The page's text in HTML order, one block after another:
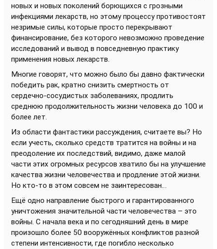
новых и новых поколений борющихся с грозными
инфекциями лекарств, но этому процессу противостоят
незримые силы, которые просто перекрывают
финансирование, без которого невозможно проведение
исследований и вывод в повседневную практику
применения новых лекарств.
Многие говорят, что можно было бы давно фактически
победить рак, кратно снизить смертность от
сердечно-сосудистых заболеваниях, продлить
среднюю продолжительность жизни человека до 100 и
более лет.
Из области фантастики рассуждения, считаете вы? Но
если учесть, сколько средств тратится на войны и на
преодоление их последствий, видимо, даже малой
части этих огромных ресурсов хватило бы на улучшение
качества жизни человечества и продление этой жизни.
Но кто-то в этом совсем не заинтересован…
Ещё одно направление быстрого и гарантированного
уничтожения значительной части человечества – это
войны. С начала века и по сегодняшний день в мире
произошло более 50 вооружённых конфликтов разной
степени интенсивности, где погибло несколько